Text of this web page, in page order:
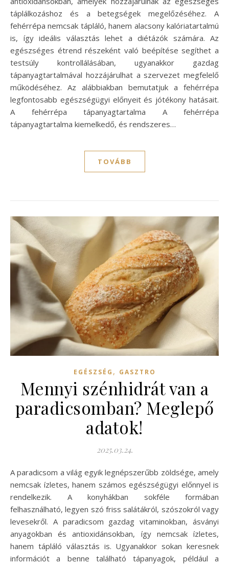
táplálkozáshoz és a betegségek megelőzéséhez. A
fehérrépa nemcsak tápláló, hanem alacsony kalóriatartalmú
is, így ideális választás lehet a diétázók számára. Az
egészséges étrend részeként való beépítése segíthet a
testsúly kontrollálásában, ugyanakkor gazdag
tápanyagtartalmával hozzájárulhat a szervezet megfelelő
működéséhez. Az alábbiakban bemutatjuk a fehérrépa
legfontosabb egészségügyi előnyeit és jótékony hatásait.
A fehérrépa tápanyagtartalma A fehérrépa
tápanyagtartalma kiemelkedő, és rendszeres…
TOVÁBB
EGÉSZSÉG , GASZTRO
Mennyi szénhidrát van a
paradicsomban? Meglepő
adatok!
2025.03.24.
A paradicsom a világ egyik legnépszerűbb zöldsége, amely
nemcsak ízletes, hanem számos egészségügyi előnnyel is
rendelkezik. A konyhákban sokféle formában
felhasználható, legyen szó friss salátákról, szószokról vagy
levesekről. A paradicsom gazdag vitaminokban, ásványi
anyagokban és antioxidánsokban, így nemcsak ízletes,
hanem tápláló választás is. Ugyanakkor sokan keresnek
információt a benne található tápanyagok, például a